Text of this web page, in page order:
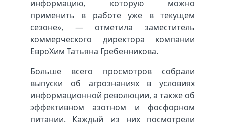
информацию, которую можно
применить в работе уже в текущем
сезоне», — отметила заместитель
коммерческого директора компании
ЕвроХим Татьяна Гребенникова.
Больше всего просмотров собрали
выпуски об агрознаниях в условиях
информационной революции, а также об
эффективном азотном и фосфорном
питании. Каждый из них посмотрели